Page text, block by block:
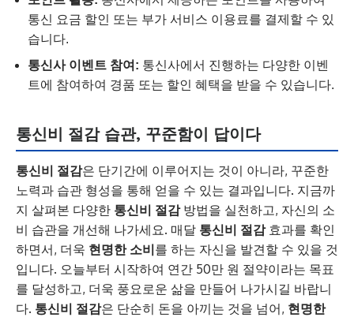
통신 요금 할인 또는 부가 서비스 이용료를 결제할 수 있
습니다.
통신사 이벤트 참여: 통신사에서 진행하는 다양한 이벤
트에 참여하여 경품 또는 할인 혜택을 받을 수 있습니다.
통신비 절감습관, 꾸준함이 답이다
통신비 절감은 단기간에 이루어지는 것이 아니라, 꾸준한
노력과 습관 형성을 통해 얻을 수 있는 결과입니다. 지금까
지 살펴본 다양한 통신비 절감방법을 실천하고, 자신의 소
비 습관을 개선해 나가세요. 매달 통신비 절감효과를 확인
하면서, 더욱 현명한 소비를 하는 자신을 발견할 수 있을 것
입니다. 오늘부터 시작하여 연간 50만 원 절약이라는 목표
를 달성하고, 더욱 풍요로운 삶을 만들어 나가시길 바랍니
다. 통신비 절감은 단순히 돈을 아끼는 것을 넘어, 현명한